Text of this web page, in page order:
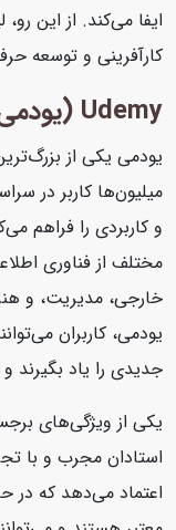
ایفا می‌کند. از این رو،
کارآفرینی و توسعه
Udemy (یودمی)
یودمی یکی از
میلیون‌ها کاربر در
و کاربردی را فراهم
مختلف از فناوری
خارجی، مدیریت، و هنر
یودمی، کاربران
جدیدی را یاد بگیرند و
یکی از ویژگی‌های
استادان مجرب و با
اعتماد می‌دهد که در